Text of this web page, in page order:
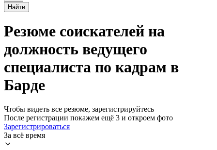
Найти
Резюме соискателей на
должность ведущего
специалиста по кадрам в
Барде
Чтобы видеть все резюме, зарегистрируйтесь
После регистрации покажем ещё 3 и откроем фото
Зарегистрироваться
За всё время